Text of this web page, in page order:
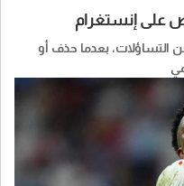
على إنستغرام
التساؤلات، بعدما حذف أو